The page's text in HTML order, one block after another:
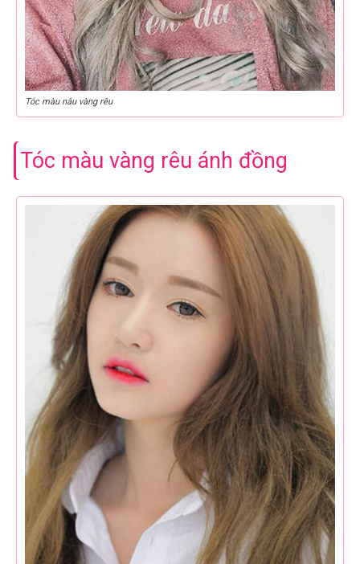
Tóc màu nâu vàng rêu
Tóc màu vàng rêu ánh đồng